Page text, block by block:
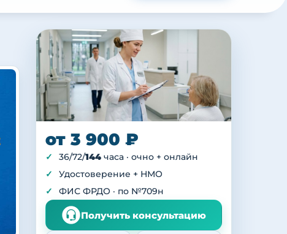
от 3 900 ₽
36/72/144 часа · очно + онлайн
Удостоверение + НМО
ФИС ФРДО · по №709н
Получить консультацию